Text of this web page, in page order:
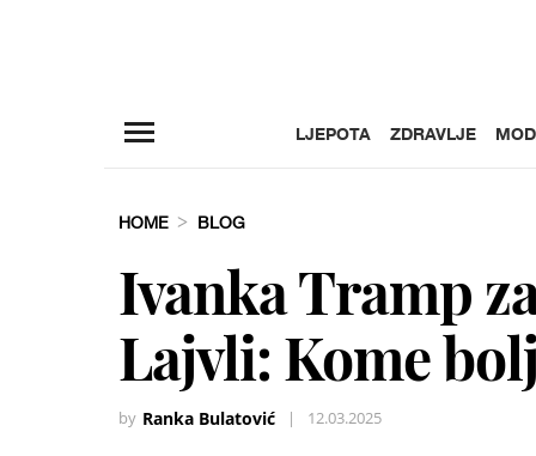
LJEPOTA ZDRAVLJE
HOME BLOG
Ivanka Tramp
Lajvli: Kome
by Ranka Bulatović | 12.03.2025